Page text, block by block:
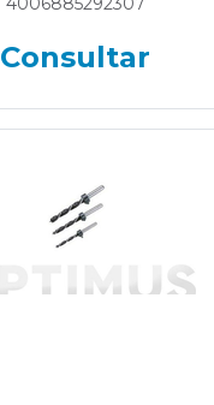
Consultar